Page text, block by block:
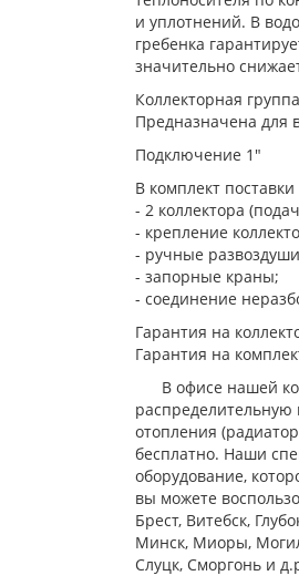
и уплотнений. В
гребенка
значительно
Коллекторная
Предназначена для
Подключение 1"
В комплект поставки
- 2 коллектора
- крепление
- ручные
- запорные краны;
- соединение
Гарантия на
Гарантия на
В офисе нашей
распределительную
отопления
бесплатно. Наши
оборудование,
вы можете
Брест, Витебск,
Минск, Миоры,
Слуцк, Сморгонь и